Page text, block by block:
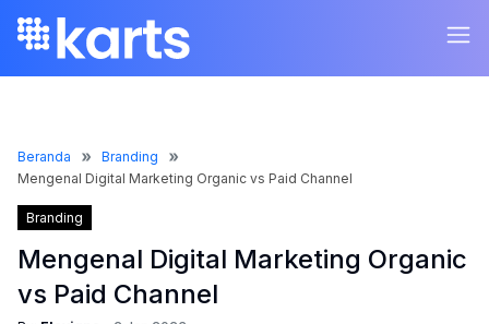
Beranda
Branding
Mengenal Digital Marketing Organic vs Paid Channel
Branding
Mengenal Digital Marketing Organic
vs Paid Channel